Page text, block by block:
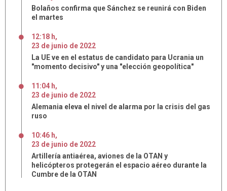
Bolaños confirma que Sánchez se reunirá con Biden
el martes
12:18 h,
23 de junio de 2022
La UE ve en el estatus de candidato para Ucrania un
"momento decisivo" y una "elección geopolítica"
11:04 h,
23 de junio de 2022
Alemania eleva el nivel de alarma por la crisis del gas
ruso
10:46 h,
23 de junio de 2022
Artillería antiaérea, aviones de la OTAN y
helicópteros protegerán el espacio aéreo durante la
Cumbre de la OTAN